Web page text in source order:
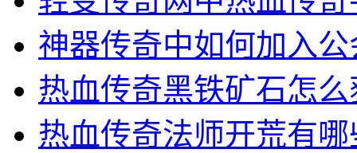
神器传奇中如何加入公
热血传奇黑铁矿石怎
热血传奇法师开荒有